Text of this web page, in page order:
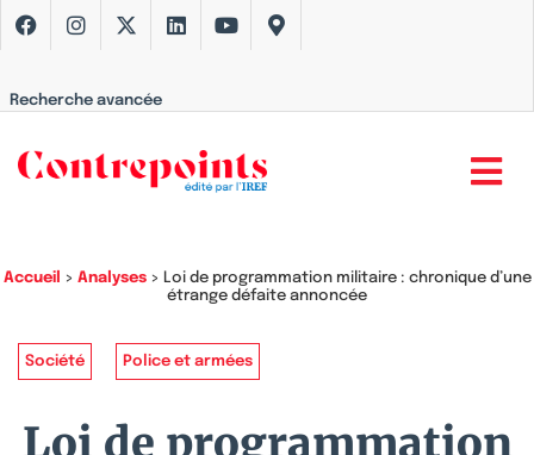
Recherche avancée
Accueil > Analyses> Loi de programmation militaire : chronique d’une
étrange défaite annoncée
Société Police et armées
Loi de programmation